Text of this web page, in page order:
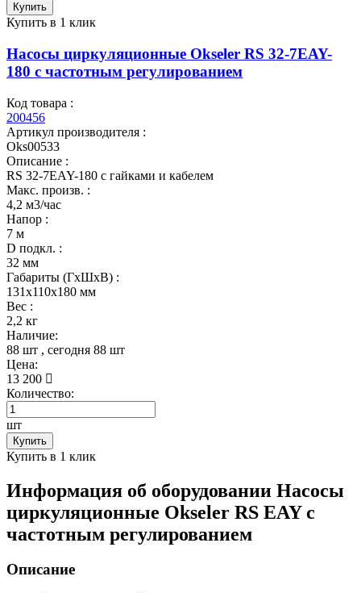
Купить
Купить в 1 клик
Насосы циркуляционные Okseler RS 32-7EAY-
180 с частотным регулированием
Код товара :
200456
Артикул производителя :
Oks00533
Описание :
RS 32-7EAY-180 с гайками и кабелем
Макс. произв. :
4,2 м3/час
Напор :
7 м
D подкл. :
32 мм
Габариты (ГхШхВ) :
131x110x180 мм
Вес :
2,2 кг
Наличие:
88 шт , сегодня 88 шт
Цена:
13 200
Количество:
шт
Купить
Купить в 1 клик
Информация об оборудовании Насосы
циркуляционные Okseler RS EAY с
частотным регулированием
Описание